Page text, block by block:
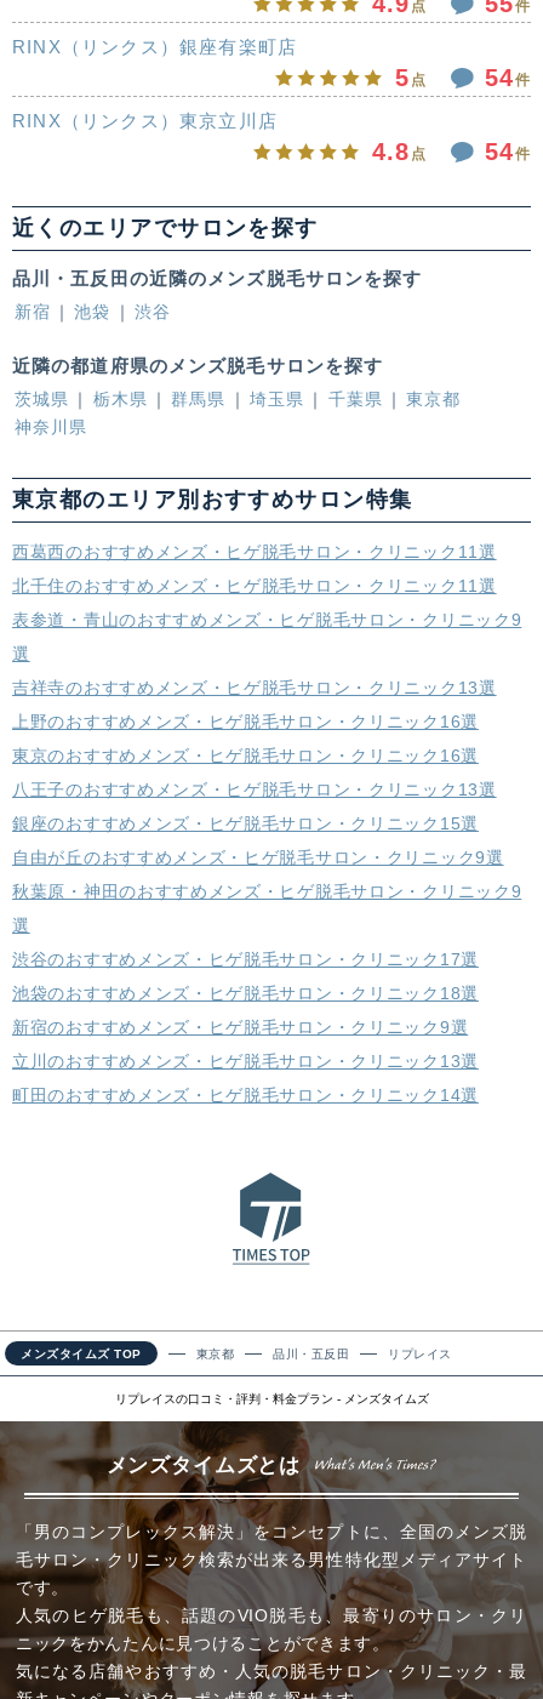
点 件
RINX（リンクス）銀座有楽町店
5 点 54件
RINX（リンクス）東京立川店
4.8 点 54件
近くのエリアでサロンを探す
品川・五反田の近隣のメンズ脱毛サロンを探す
新宿 池袋 渋谷
近隣の都道府県のメンズ脱毛サロンを探す
茨城県 栃木県 群馬県 埼玉県 千葉県
東京都
神奈川県
東京都のエリア別おすすめサロン特集
西葛西のおすすめメンズ・ヒゲ脱毛サロン・クリニック11選
北千住のおすすめメンズ・ヒゲ脱毛サロン・クリニック11選
表参道・青山のおすすめメンズ・ヒゲ脱毛サロン・クリニック9
選
吉祥寺のおすすめメンズ・ヒゲ脱毛サロン・クリニック13選
上野のおすすめメンズ・ヒゲ脱毛サロン・クリニック16選
東京のおすすめメンズ・ヒゲ脱毛サロン・クリニック16選
八王子のおすすめメンズ・ヒゲ脱毛サロン・クリニック13選
銀座のおすすめメンズ・ヒゲ脱毛サロン・クリニック15選
自由が丘のおすすめメンズ・ヒゲ脱毛サロン・クリニック9選
秋葉原・神田のおすすめメンズ・ヒゲ脱毛サロン・クリニック9
選
渋谷のおすすめメンズ・ヒゲ脱毛サロン・クリニック17選
池袋のおすすめメンズ・ヒゲ脱毛サロン・クリニック18選
新宿のおすすめメンズ・ヒゲ脱毛サロン・クリニック9選
立川のおすすめメンズ・ヒゲ脱毛サロン・クリニック13選
町田のおすすめメンズ・ヒゲ脱毛サロン・クリニック14選
メンズタイムズ TOP 東京都 品川・五反田 リプレイス
リプレイスの口コミ・評判・料金プラン - メンズタイムズ
メンズタイムズとは
「男のコンプレックス解決」をコンセプトに、全国のメンズ脱
毛サロン・クリニック検索が出来る男性特化型メディアサイト
です。
人気のヒゲ脱毛も、話題のVIO脱毛も、最寄りのサロン・クリ
ニックをかんたんに見つけることができます。
気になる店舗やおすすめ・人気の脱毛サロン・クリニック・最